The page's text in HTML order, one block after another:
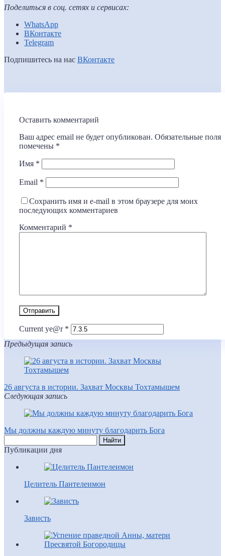
Поделиться в соц. сетях и сервисах:
WhatsApp
ВКонтакте
Telegram
Подпишитесь на нас ВКонтакте
Оставить комментарий
Ваш адрес email не будет опубликован. Обязательные поля
помечены *
Имя *
Email *
Сохранить имя и e-mail в этом браузере для моих
последующих комментариев
Комментарий *
Current ye@r *
Предыдущая запись
26 августа в истории. Захват Москвы Тохтамышем
Следующая запись
Мы должны каждую минуту благодарить Бога
Публикации дня
Целитель Пантелеимон
Зависть